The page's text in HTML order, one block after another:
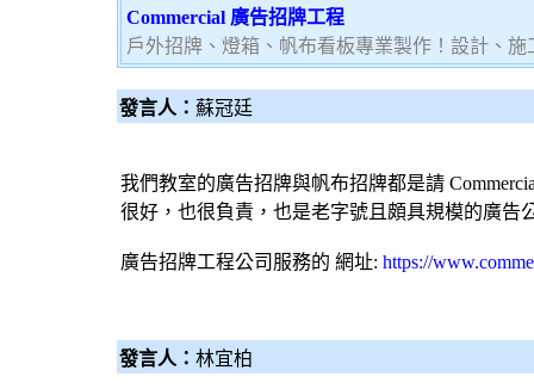
Commercial 廣告招牌工程
戶外招牌、燈箱、帆布看板專業製作！設計、
發言人： 蘇冠廷
我們教室的廣告招牌與帆布招牌都是請
很好，也很負責，也是老字號且頗具規模的廣告
廣告招牌工程公司服務的 網址: https://
發言人： 林宜柏